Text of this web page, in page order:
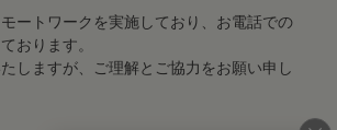
ートワークを実施しており、お電話での
おります。
しますが、ご理解とご協力をお願い申し